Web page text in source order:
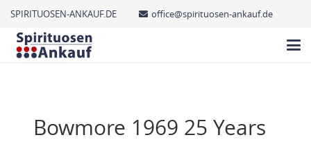
SPIRITUOSEN-ANKAUF.DE office@spirituosen-ankauf.de
Bowmore 1969 25 Years